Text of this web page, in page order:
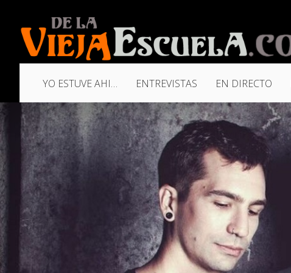
YO ESTUVE AHI… ENTREVISTAS EN DIRECTO